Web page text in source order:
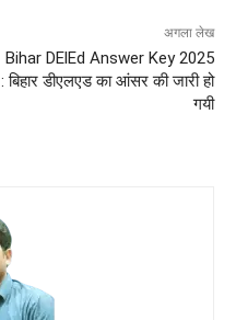
अगला लेख
Bihar DElEd Answer Key 2025
: बिहार डीएलएड का आंसर की जारी हो
गयी